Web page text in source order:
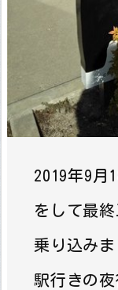
2019年9月
をして最
乗り込みま
駅行きの